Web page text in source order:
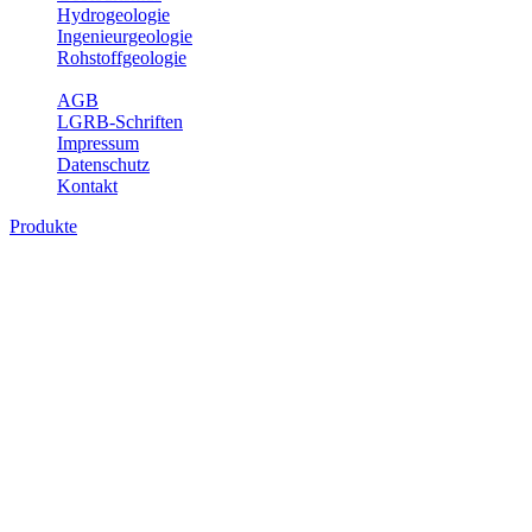
Hydrogeologie
Ingenieurgeologie
Rohstoffgeologie
AGB
LGRB-Schriften
Impressum
Datenschutz
Kontakt
Produkte